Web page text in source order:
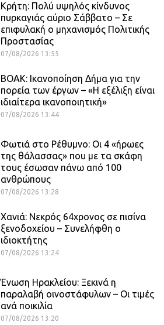
Κρήτη: Πολύ υψηλός κίνδυνος
πυρκαγιάς αύριο Σάββατο – Σε
επιφυλακή ο μηχανισμός Πολιτικής
Προστασίας
07/08/2026 13:55
ΒΟΑΚ: Ικανοποίηση Δήμα για την
πορεία των έργων – «Η εξέλιξη είναι
ιδιαίτερα ικανοποιητική»
07/08/2026 13:44
Φωτιά στο Ρέθυμνο: Οι 4 «ήρωες
της θάλασσας» που με τα σκάφη
τους έσωσαν πάνω από 100
ανθρώπους
07/08/2026 13:28
Χανιά: Νεκρός 64χρονος σε πισίνα
ξενοδοχείου – Συνελήφθη ο
ιδιοκτήτης
07/08/2026 13:24
Ένωση Ηρακλείου: Ξεκινά η
παραλαβή οινοστάφυλων – Οι τιμές
ανά ποικιλία
07/08/2026 13:20